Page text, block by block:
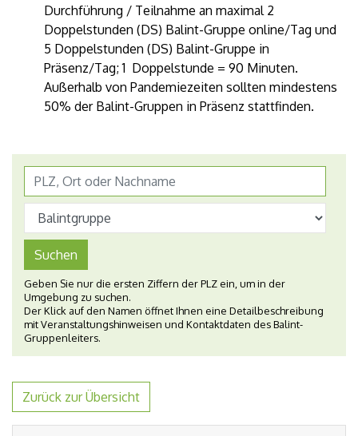
Durchführung / Teilnahme an maximal 2
Doppelstunden (DS) Balint-Gruppe online/Tag und
5 Doppelstunden (DS) Balint-Gruppe in
Präsenz/Tag; 1 Doppelstunde = 90 Minuten.
Außerhalb von Pandemiezeiten sollten mindestens
50% der Balint-Gruppen in Präsenz stattfinden.
Suchen
Geben Sie nur die ersten Ziffern der PLZ ein, um in der
Umgebung zu suchen.
Der Klick auf den Namen öffnet Ihnen eine Detailbeschreibung
mit Veranstaltungshinweisen und Kontaktdaten des Balint-
Gruppenleiters.
Zurück zur Übersicht